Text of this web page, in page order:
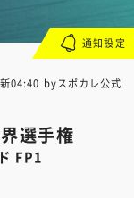
04:40 byスポカレ公式
選手権
FP1
通知設定